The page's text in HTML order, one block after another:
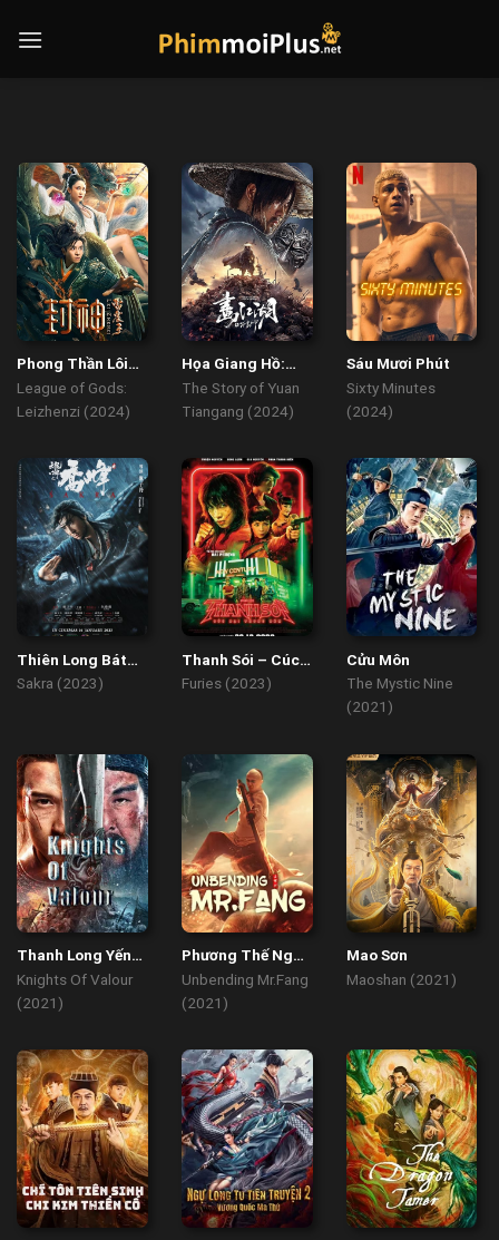
Phong Thần Lôi
Chấn Tử
League of Gods:
Leizhenzi (2024)
Họa Giang Hồ:
Bất Lương Soái
The Story of Yuan
Tiangang (2024)
Sáu Mươi Phút
Sixty Minutes
(2024)
Thiên Long Bát
Bộ Kiều Phong
Truyện
Sakra (2023)
Thanh Sói – Cúc
Dại Trong Đêm
Furies (2023)
Cửu Môn
The Mystic Nine
(2021)
Thanh Long Yến
Nguyệt Đao
Knights Of Valour
(2021)
Phương Thế Ngọc
Mình Đồng Da Sắt
Unbending Mr.Fang
(2021)
Mao Sơn
Maoshan (2021)